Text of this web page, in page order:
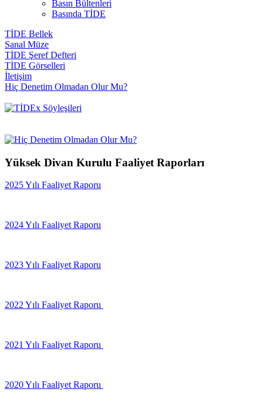
Basın Bültenleri
Basında TİDE
TİDE Bellek
Sanal Müze
TİDE Şeref Defteri
TİDE Görselleri
İletişim
Hiç Denetim Olmadan Olur Mu?
Yüksek Divan Kurulu Faaliyet Raporları
2025 Yılı Faaliyet Raporu
2024 Yılı Faaliyet Raporu
2023 Yılı Faaliyet Raporu
2022 Yılı Faaliyet Raporu
2021 Yılı Faaliyet Raporu
2020 Yılı Faaliyet Raporu